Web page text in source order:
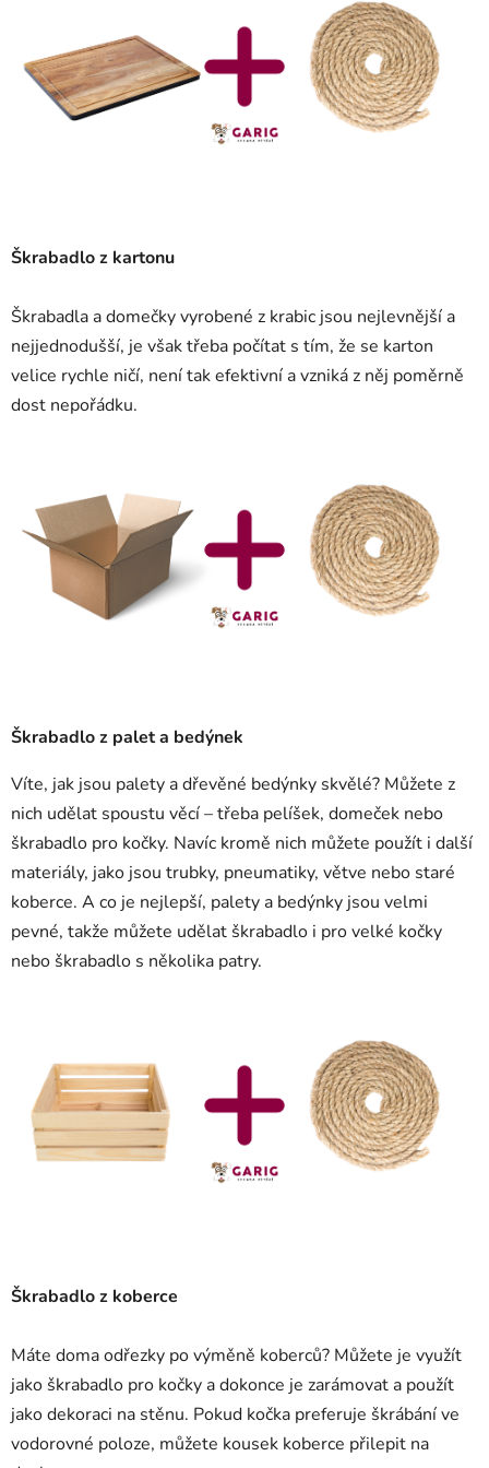
Škrabadlo z kartonu
Škrabadla a domečky vyrobené z krabic jsou nejlevnější a
nejjednodušší, je však třeba počítat s tím, že se karton
velice rychle ničí, není tak efektivní a vzniká z něj poměrně
dost nepořádku.
Škrabadlo z palet a bedýnek
Víte, jak jsou palety a dřevěné bedýnky skvělé? Můžete z
nich udělat spoustu věcí – třeba pelíšek, domeček nebo
škrabadlo pro kočky. Navíc kromě nich můžete použít i další
materiály, jako jsou trubky, pneumatiky, větve nebo staré
koberce. A co je nejlepší, palety a bedýnky jsou velmi
pevné, takže můžete udělat škrabadlo i pro velké kočky
nebo škrabadlo s několika patry.
Škrabadlo z koberce
Máte doma odřezky po výměně koberců? Můžete je využít
jako škrabadlo pro kočky a dokonce je zarámovat a použít
jako dekoraci na stěnu. Pokud kočka preferuje škrábání ve
vodorovné poloze, můžete kousek koberce přilepit na